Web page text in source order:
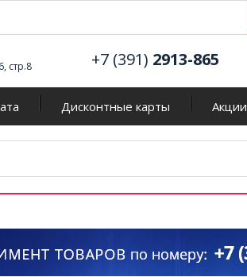
стр.8
+7 (391) 2913-865
Дисконтные карты Акции